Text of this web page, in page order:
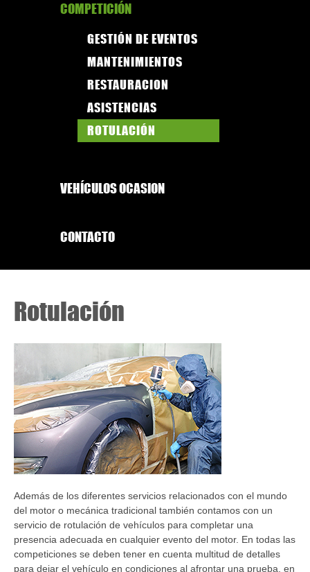
COMPETICIÓN
GESTIÓN DE EVENTOS
MANTENIMIENTOS
RESTAURACION
ASISTENCIAS
ROTULACIÓN
VEHÍCULOS OCASION
CONTACTO
Rotulación
Además de los diferentes servicios relacionados con el mundo
del motor o mecánica tradicional también contamos con un
servicio de rotulación de vehículos para completar una
presencia adecuada en cualquier evento del motor. En todas las
competiciones se deben tener en cuenta multitud de detalles
para dejar el vehículo en condiciones al afrontar una prueba, en